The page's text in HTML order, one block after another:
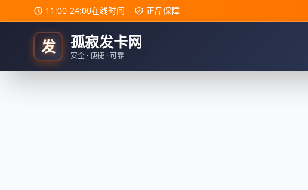
11:00-24:00在线时间 正品保障
发 孤寂发卡网
安全 · 便捷 · 可靠